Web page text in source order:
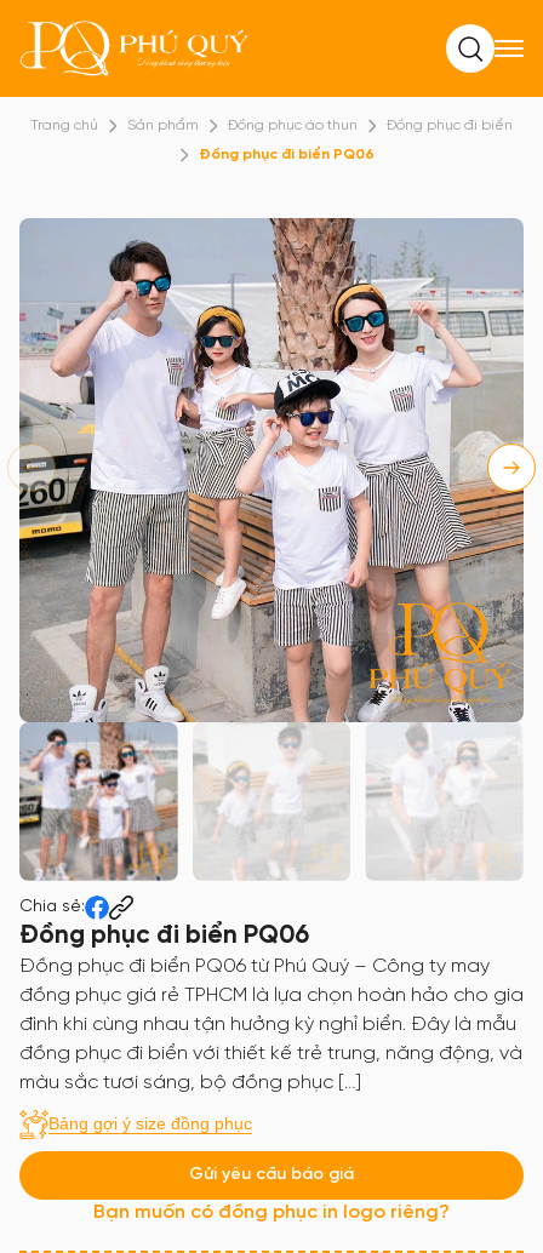
Tìm kiếm
Trang chủ Sản phẩm Đồng phục áo thun
Đồng phục đi biển
Đồng phục đi biển PQ06
Chia sẻ:
Đồng phục đi biển PQ06
Đồng phục đi biển PQ06 từ Phú Quý – Công ty may
đồng phục giá rẻ TPHCM là lựa chọn hoàn hảo cho gia
đình khi cùng nhau tận hưởng kỳ nghỉ biển. Đây là mẫu
đồng phục đi biển với thiết kế trẻ trung, năng động, và
màu sắc tươi sáng, bộ đồng phục […]
Bảng gợi ý size đồng phục
Gửi yêu cầu báo giá
Bạn muốn có đồng phục in logo riêng?